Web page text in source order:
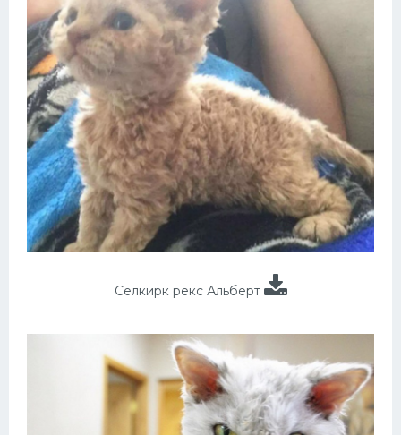
Селкирк рекс Альберт